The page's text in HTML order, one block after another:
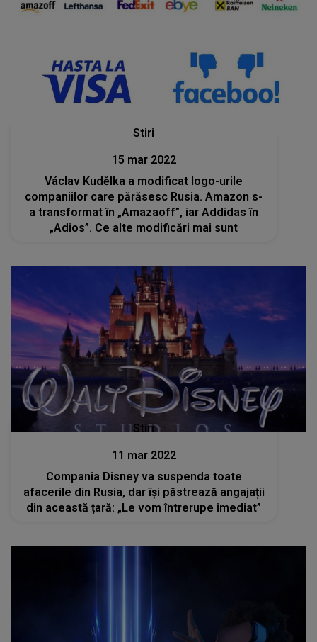
Stiri
15 mar 2022
Václav Kudělka a modificat logo-urile
companiilor care părăsesc Rusia. Amazon s-
a transformat în „Amazaoff”, iar Addidas în
„Adios”. Ce alte modificări mai sunt
Stiri
11 mar 2022
Compania Disney va suspenda toate
afacerile din Rusia, dar își păstrează angajații
din această țară: „Le vom întrerupe imediat”